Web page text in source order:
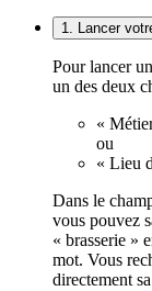
1. Lancer
Pour lancer
un des deux
«
ou
« Lieu
Dans le
vous pouvez
« brasserie »
mot. Vous
directement